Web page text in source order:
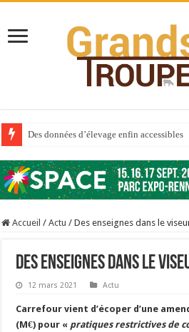
Des données d’élevage enfin accessibles
Au sommaire du premier numéro de 2025
Au sommaire de GTM 110
Aidez-nous à améliorer la santé de vos
Prix du lait européen : la France résiste
À l’est, un nouveau virus
Accueil / Actu / Des enseignes dans le
Des enseignes dans le
12 mars 2021 Actu
Carrefour vient d’écoper d’une
(M€) pour « pratiques restrictives de